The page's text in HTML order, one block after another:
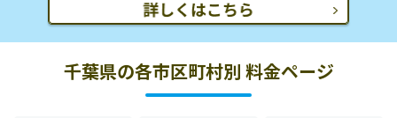
千葉県の各市区町村別 料金ページ